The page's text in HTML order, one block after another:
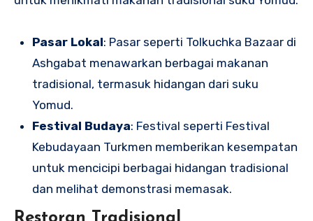
Pasar Lokal: Pasar seperti Tolkuchka Bazaar di
Ashgabat menawarkan berbagai makanan
tradisional, termasuk hidangan dari suku
Yomud.
Festival Budaya: Festival seperti Festival
Kebudayaan Turkmen memberikan kesempatan
untuk mencicipi berbagai hidangan tradisional
dan melihat demonstrasi memasak.